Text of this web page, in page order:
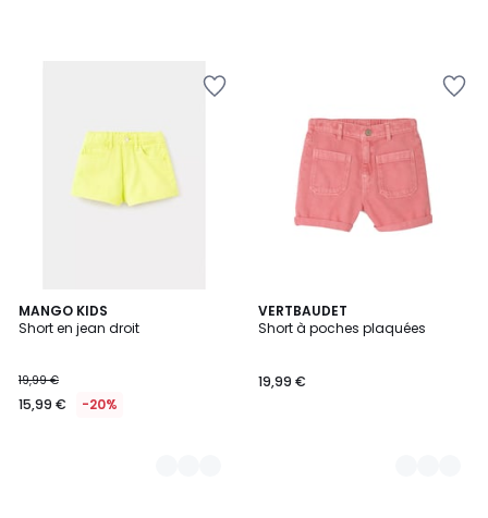
MANGO KIDS
Short en jean droit
19,99 €
15,99 € -20%
2
Couleurs
VERTBAUDET
Short à poches plaquées
19,99 €
2
Couleurs